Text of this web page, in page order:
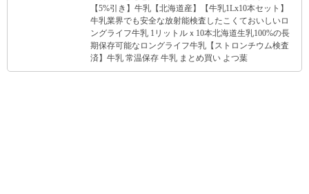
【5%引き】牛乳【北海道産】【牛乳1Lx10本セット】
牛乳業界でも安全な放射能検査したこくておいしいロ
ングライフ牛乳 1リットルｘ10本北海道生乳100%の長
期保存可能なロングライフ牛乳【ストロンチウム検査
済】牛乳 常温保存 牛乳 まとめ買い よつ葉